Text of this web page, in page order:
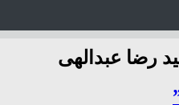
رضا عبدالهی